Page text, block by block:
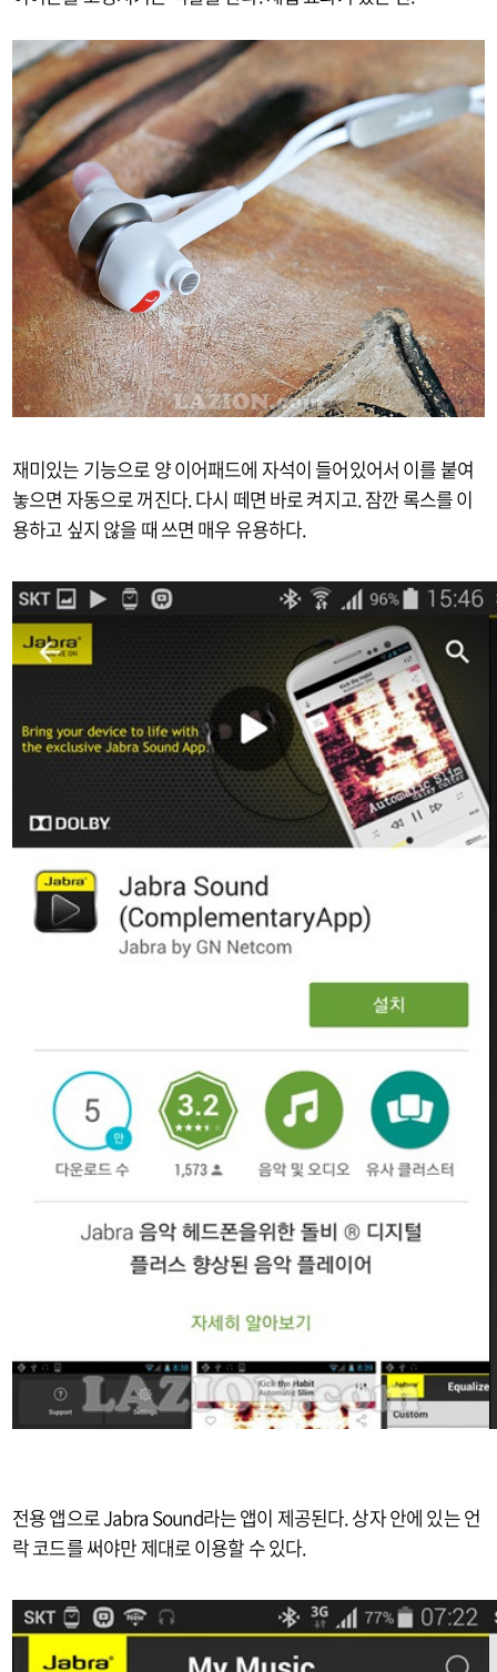
재미있는 기능으로 양 이어패드에 자석이 들어있어서 이를 붙여
놓으면 자동으로 꺼진다. 다시 떼면 바로 켜지고. 잠깐 록스를 이
용하고 싶지 않을 때 쓰면 매우 유용하다.
전용 앱으로 Jabra Sound라는 앱이 제공된다. 상자 안에 있는 언
락 코드를 써야만 제대로 이용할 수 있다.